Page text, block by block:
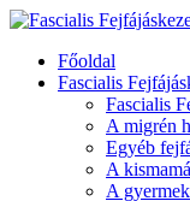
Főoldal
Fascialis
Fascialis
A migrén
Egyéb
A
A